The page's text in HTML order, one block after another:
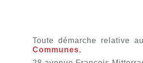
Toute démarche relative
Communes.